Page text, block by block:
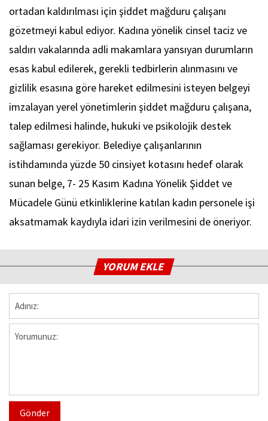
ortadan kaldırılması için şiddet mağduru çalışanı
gözetmeyi kabul ediyor. Kadına yönelik cinsel taciz ve
saldırı vakalarında adli makamlara yansıyan durumların
esas kabul edilerek, gerekli tedbirlerin alınmasını ve
gizlilik esasına göre hareket edilmesini isteyen belgeyi
imzalayan yerel yönetimlerin şiddet mağduru çalışana,
talep edilmesi halinde, hukuki ve psikolojik destek
sağlaması gerekiyor. Belediye çalışanlarının
istihdamında yüzde 50 cinsiyet kotasını hedef olarak
sunan belge, 7- 25 Kasım Kadına Yönelik Şiddet ve
Mücadele Günü etkinliklerine katılan kadın personele işi
aksatmamak kaydıyla idari izin verilmesini de öneriyor.
YORUM EKLE
Gönder